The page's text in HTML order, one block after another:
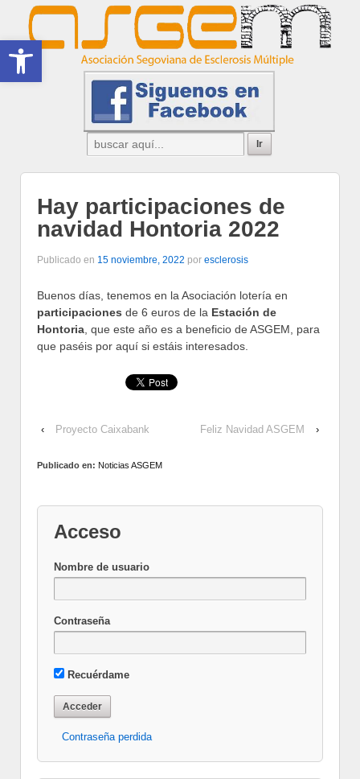
Abrir barra de herramientas
Hay participaciones de
navidad Hontoria 2022
Publicado en 15 noviembre, 2022 por esclerosis
Buenos días, tenemos en la Asociación lotería en
participaciones de 6 euros de la Estación de
Hontoria , que este año es a beneficio de ASGEM, para
que paséis por aquí si estáis interesados.
‹ Proyecto Caixabank Feliz Navidad ASGEM ›
Publicado en: Noticias ASGEM
Acceso
Nombre de usuario
Contraseña
Recuérdame
Contraseña perdida